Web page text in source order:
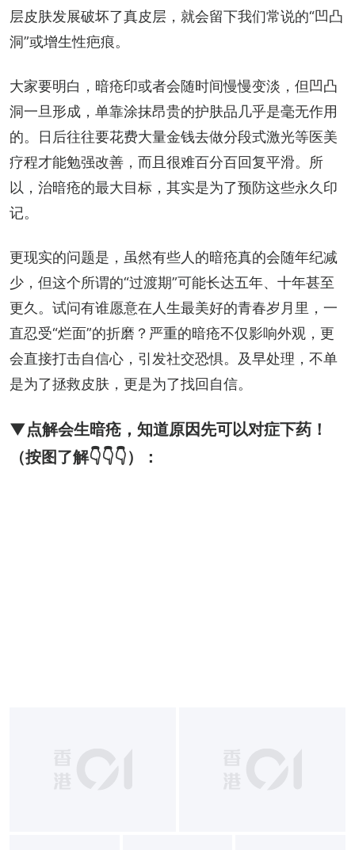
层皮肤发展破坏了真皮层，就会留下我们常说的“凹凸
洞”或增生性疤痕。
大家要明白，暗疮印或者会随时间慢慢变淡，但凹凸
洞一旦形成，单靠涂抹昂贵的护肤品几乎是毫无作用
的。日后往往要花费大量金钱去做分段式激光等医美
疗程才能勉强改善，而且很难百分百回复平滑。所
以，治暗疮的最大目标，其实是为了预防这些永久印
记。
更现实的问题是，虽然有些人的暗疮真的会随年纪减
少，但这个所谓的“过渡期”可能长达五年、十年甚至
更久。试问有谁愿意在人生最美好的青春岁月里，一
直忍受“烂面”的折磨？严重的暗疮不仅影响外观，更
会直接打击自信心，引发社交恐惧。及早处理，不单
是为了拯救皮肤，更是为了找回自信。
▼点解会生暗疮，知道原因先可以对症下药！
（按图了解👇👇👇）：